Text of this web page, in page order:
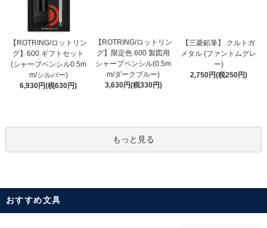
【ROTRING/ロットリン
グ】600 ギフトセット
(シャープペンシル0.5m
m/シルバー)
6,930円(税630円)
【ROTRING/ロットリン
グ】限定色 600 製図用
シャープペンシル(0.5m
m/ダークブルー)
3,630円(税330円)
【三菱鉛筆】 クルトガ
メタル (ファントムグレ
ー)
2,750円(税250円)
もっと見る
おすすめ文具